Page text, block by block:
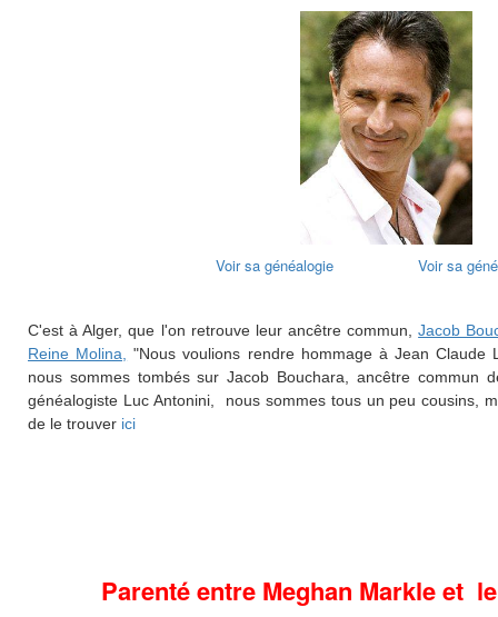
Voir sa généalogie Voir sa
C'est à Alger, que l'on retrouve leur ancêtre commun,Jacob
Reine Molina,
"Nous voulions rendre hommage à Jean Claude
nous sommes tombés sur Jacob Bouchara, ancêtre commun
généalogiste Luc Antonini, nous sommes tous un peu cousins,
de le trouver ici
Parenté entre Meghan Markle et